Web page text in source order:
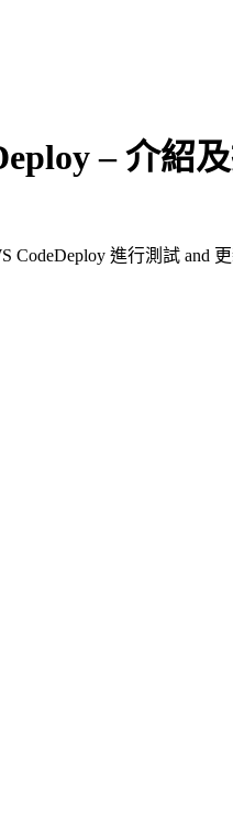
– 介紹
CodeDeploy 進行測試 and 更